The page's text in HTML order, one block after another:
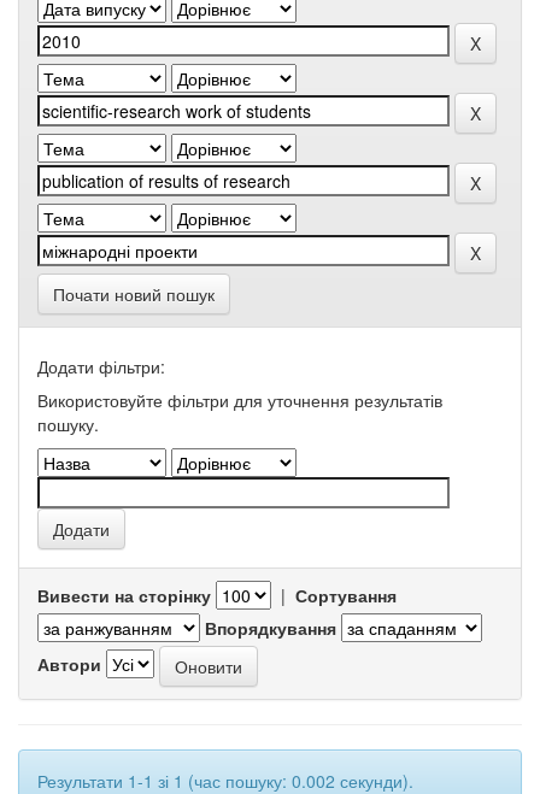
Почати новий пошук
Додати фільтри:
Використовуйте фільтри для уточнення результатів
пошуку.
Вивести на сторінку | Сортування
Впорядкування
Автори
Результати 1-1 зі 1 (час пошуку: 0.002 секунди).